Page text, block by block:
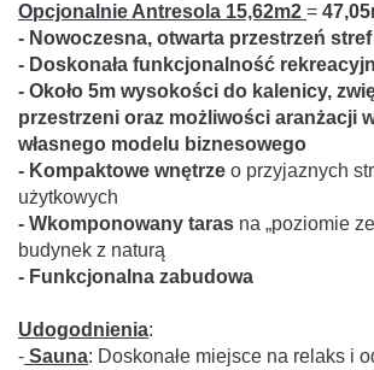
Opcjonalnie Antresola 15,62m2 =
- Nowoczesna, otwarta przestrzeń
- Doskonała funkcjonalność
- Około 5m wysokości do kalenicy,
przestrzeni oraz możliwości aranżacji
własnego modelu biznesowego
- Kompaktowe wnętrze o przyjaznych
użytkowych
- Wkomponowany taras na „poziomie
budynek z naturą
- Funkcjonalna zabudowa
Udogodnienia:
- Sauna: Doskonałe miejsce na relaks i